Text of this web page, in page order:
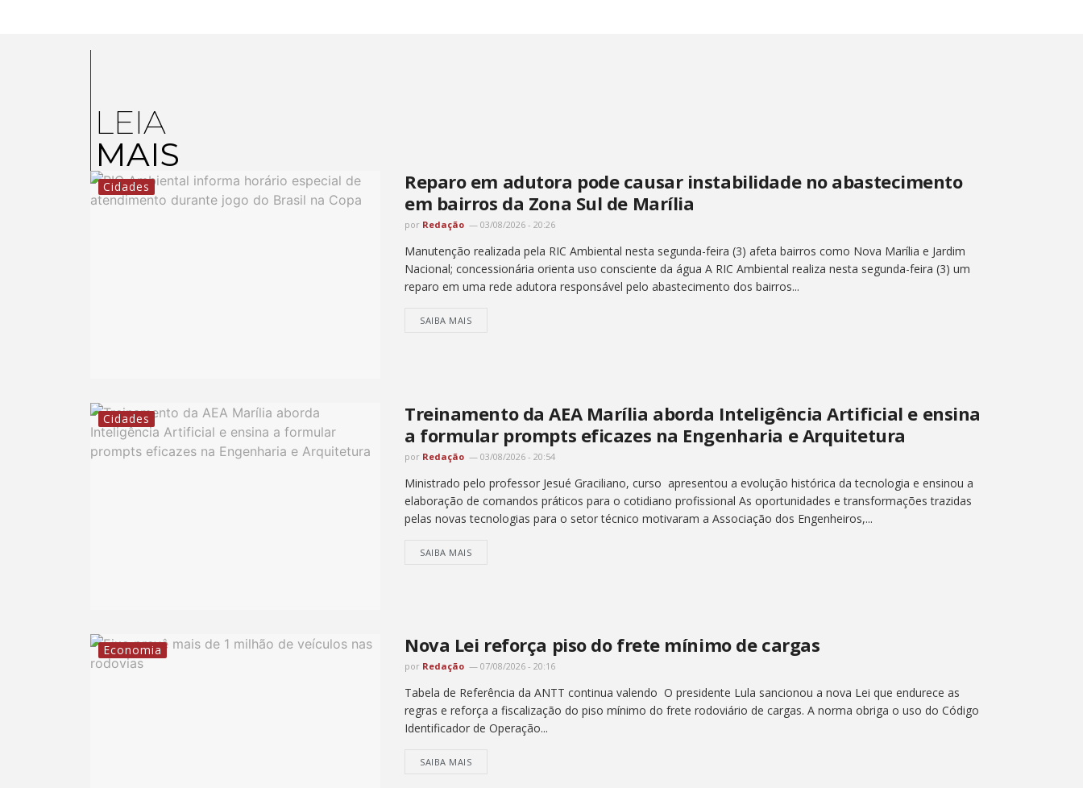
LEIA
MAIS
Cidades
Reparo em adutora pode causar instabilidade no abastecimento
em bairros da Zona Sul de Marília
por Redação 03/08/2026 - 20:26
Manutenção realizada pela RIC Ambiental nesta segunda-feira (3) afeta bairros como Nova Marília e Jardim
Nacional; concessionária orienta uso consciente da água A RIC Ambiental realiza nesta segunda-feira (3) um
reparo em uma rede adutora responsável pelo abastecimento dos bairros...
SAIBA MAIS
Cidades
Treinamento da AEA Marília aborda Inteligência Artificial e ensina
a formular prompts eficazes na Engenharia e Arquitetura
por Redação 03/08/2026 - 20:54
Ministrado pelo professor Jesué Graciliano, curso apresentou a evolução histórica da tecnologia e ensinou a
elaboração de comandos práticos para o cotidiano profissional As oportunidades e transformações trazidas
pelas novas tecnologias para o setor técnico motivaram a Associação dos Engenheiros,...
SAIBA MAIS
Economia Nova Lei reforça piso do frete mínimo de cargas
por Redação 07/08/2026 - 20:16
Tabela de Referência da ANTT continua valendo O presidente Lula sancionou a nova Lei que endurece as
regras e reforça a fiscalização do piso mínimo do frete rodoviário de cargas. A norma obriga o uso do Código
Identificador de Operação...
SAIBA MAIS